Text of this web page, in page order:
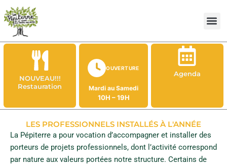
Aller
au
contenu
NOUVEAU!!!
Restauration
OUVERTURE
Mardi au Samedi
10H – 19H
Agenda
LES PROFESSIONNELS INSTALLÉS À L'ANNÉE
La Pépiterre a pour vocation d’accompagner et installer des
porteurs de projets professionnels, dont l’activité correspond
par nature aux valeurs portées notre structure. Certains de